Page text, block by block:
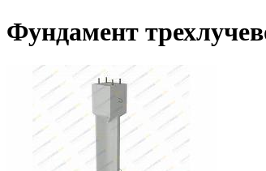
Фундамент